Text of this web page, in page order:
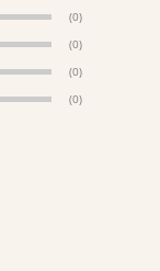
(0)
(0)
(0)
(0)